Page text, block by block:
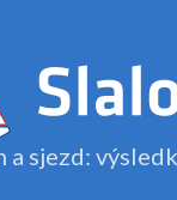
sjezd: